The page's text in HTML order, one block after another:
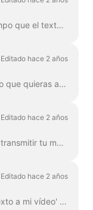
Puedes controlar fácilmente el tiempo que el texto se mostrará en la pantalla con la función de retraso de texto. Para utilizarla, asegúrate de que el texto tiene varias líneas en un si...
Editado hace 2 años
En Wave.video, puedes dar el estilo que quieras a tu texto en vídeo. Estas son las opciones de edición que tienes: Cambiar el tipo de letra Cambiar la co...
Editado hace 2 años
Añadir texto a tu vídeo te ayuda a transmitir tu mensaje, incluso cuando los espectadores ven el vídeo con el sonido apagado. En Wave.video, puedes hacer precisamente ...
Editado hace 2 años
Ya aprendiste aquí 'cómo añadir texto a mi vídeo' . Aquí hablaremos sobre cómo mover dos o más bloques de texto alrededor del vídeo en Wave.video ...